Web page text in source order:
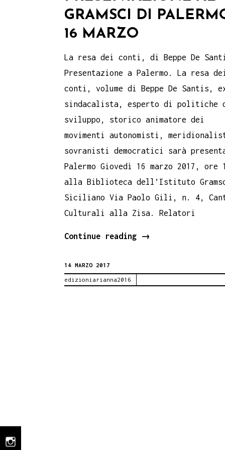
instagram
GRAMSCI DI
16 MARZO
La resa dei conti, di Beppe De
Presentazione a Palermo. La resa dei
conti, volume di Beppe De Santis,
sindacalista, esperto di politiche
sviluppo, storico animatore dei
movimenti autonomisti,
sovranisti democratici sarà
Palermo Giovedì 16 marzo 2017, ore
alla Biblioteca dell’Istituto
Siciliano Via Paolo Gili, n. 4,
Culturali alla Zisa. Relatori
Continue reading
LA
→
14 MARZO 2017
edizioniarianna2016